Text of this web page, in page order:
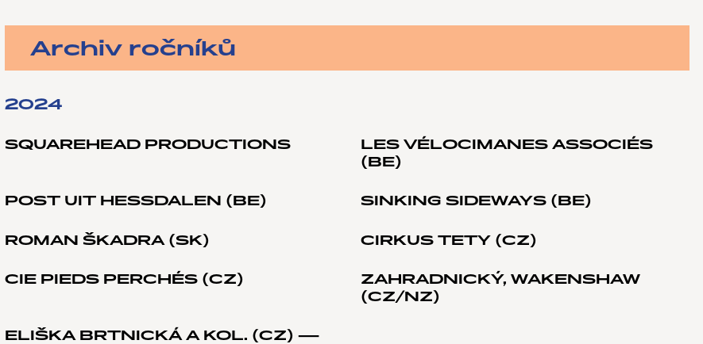
Archiv ročníků
2024
SQUAREHEAD PRODUCTIONS
LES VÉLOCIMANES ASSOCIÉS
(BE)
POST UIT HESSDALEN (BE) SINKING SIDEWAYS (BE)
ROMAN ŠKADRA (SK) CIRKUS TETY (CZ)
CIE PIEDS PERCHÉS (CZ)
ZAHRADNICKÝ, WAKENSHAW
(CZ/NZ)
ELIŠKA BRTNICKÁ A KOL. (CZ) —